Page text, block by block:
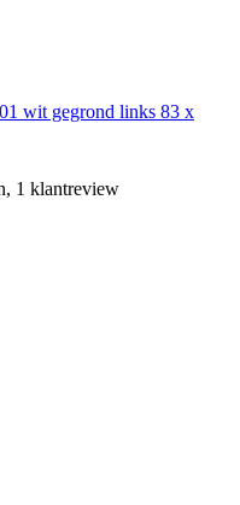
wit gegrond links 83 x
1 klantreview